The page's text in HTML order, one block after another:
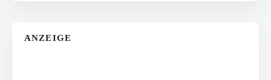
ANZEIGE